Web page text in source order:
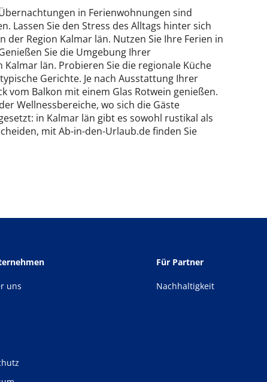
in Ferienwohnungen sind
Lassen Sie den Stress des Alltags hinter sich
Region Kalmar län. Nutzen Sie Ihre Ferien in
Sie die Umgebung Ihrer
län. Probieren Sie die regionale Küche
Gerichte. Je nach Ausstattung Ihrer
vom Balkon mit einem Glas Rotwein genießen.
Wellnessbereiche, wo sich die Gäste
in Kalmar län gibt es sowohl rustikal als
mit Ab-in-den-Urlaub.de finden Sie
uns
Für Partner
Nachhaltigkeit